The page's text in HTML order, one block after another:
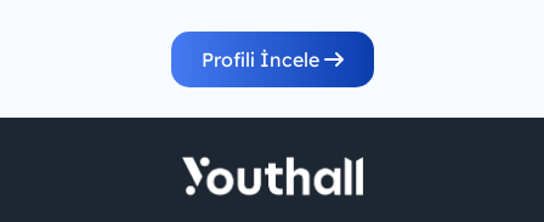
Profili İncele